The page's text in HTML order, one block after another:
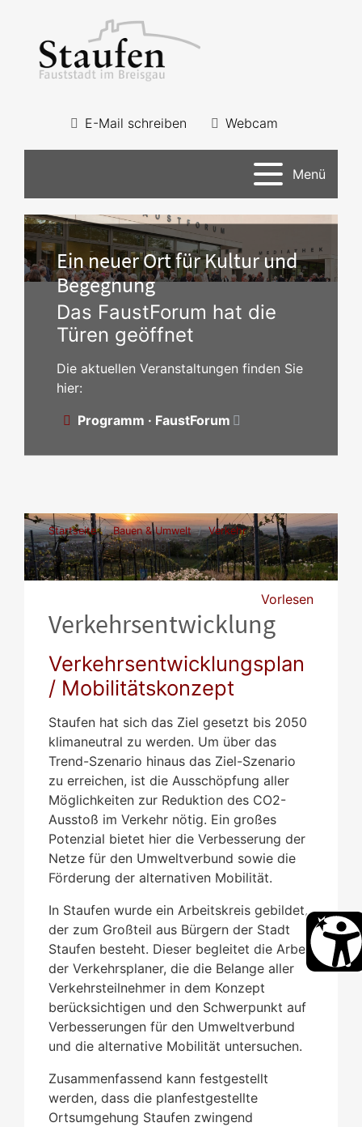
E-Mail schreiben Webcam
Menü
Ein neuer Ort für Kultur und
Begegnung
Das FaustForum hat die
Türen geöffnet
Die aktuellen Veranstaltungen finden Sie
hier:
Programm · FaustForum
Startseite Bauen & Umwelt
Verkehr
Verkehrsentwicklung
Vorlesen
Verkehrsentwicklung
Verkehrsentwicklungsplan
/ Mobilitätskonzept
Staufen hat sich das Ziel gesetzt bis 2050
klimaneutral zu werden. Um über das
Trend-Szenario hinaus das Ziel-Szenario
zu erreichen, ist die Ausschöpfung aller
Möglichkeiten zur Reduktion des CO2-
Ausstoß im Verkehr nötig. Ein großes
Potenzial bietet hier die Verbesserung der
Netze für den Umweltverbund sowie die
Förderung der alternativen Mobilität.
In Staufen wurde ein Arbeitskreis gebildet,
der zum Großteil aus Bürgern der Stadt
Staufen besteht. Dieser begleitet die Arbeit
der Verkehrsplaner, die die Belange aller
Verkehrsteilnehmer in dem Konzept
berücksichtigen und den Schwerpunkt auf
Verbesserungen für den Umweltverbund
und die alternative Mobilität untersuchen.
Zusammenfassend kann festgestellt
werden, dass die planfestgestellte
Ortsumgehung Staufen zwingend